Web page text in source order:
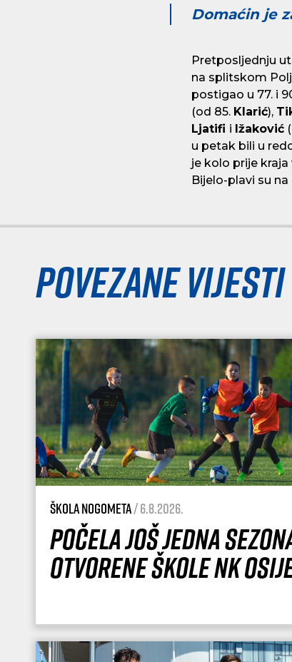
Domaćin je
Pretposljednju
na splitskom
postigao u 77. i
(od 85. Klarić),
Ljatifi i Ižaković
u petak bili u
je kolo prije
Bijelo-plavi su
Povezane vijesti
Škola nogometa/ 6.8.2026.
Počela još jedna
Otvorene škole NK